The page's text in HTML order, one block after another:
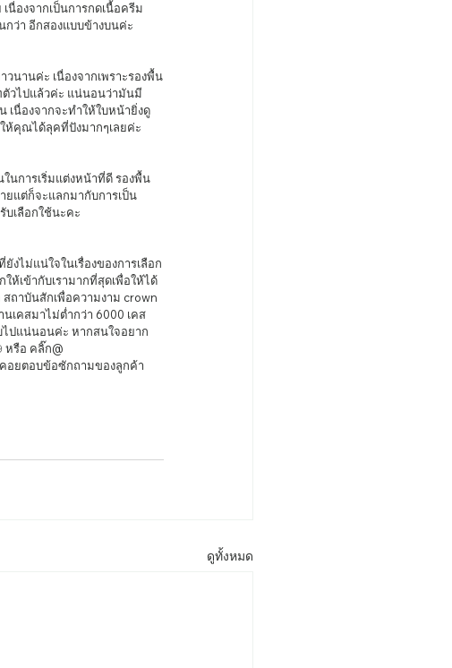
องจากเป็นการกดเนื้อครีม
กว่า อีกสองแบบข้างบนค่ะ
ตัวไปแล้วค่ะ แน่นอนว่ามันมี
เนื่องจากจะทำให้ใบหน้ายิ่งดู
ห้คุณได้ลุคที่ปังมากๆเลยค่ะ
ยแต่ก็จะแลกมากับการเป็น
บเลือกใช้นะคะ
ห้เข้ากับเรามากที่สุดเพื่อให้ได้
ถาบันสักเพื่อความงาม crown
เคสมาไม่ต่ำกว่า 6000 เคส
ปแน่นอนค่ะ หากสนใจอยาก
หรือ คลิ๊ก@
คอยตอบข้อซักถามของลูกค้า
ดูทั้งหมด